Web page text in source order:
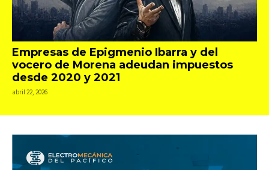
Empresas de Epigmenio Ibarra y del
vocero de Morena adeudan impuestos
desde 2020 y 2021
abril 22, 2026